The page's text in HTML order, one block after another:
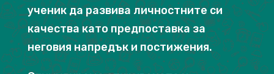
ученик да развива личностните си
качества като предпоставка за
неговия напредък и постижения.